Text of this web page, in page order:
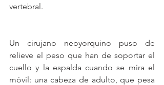
vertebral.
Un cirujano neoyorquino puso de
relieve el peso que han de soportar el
cuello y la espalda cuando se mira el
móvil: una cabeza de adulto, que pesa